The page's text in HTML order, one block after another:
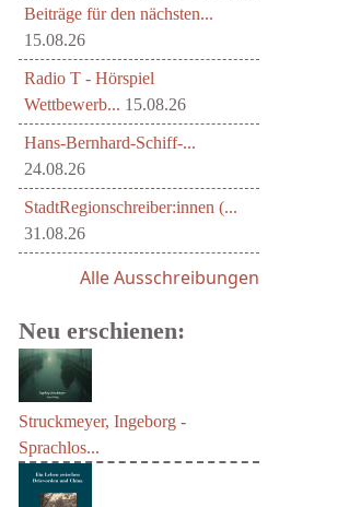
Beiträge für den nächsten...
15.08.26
Radio T - Hörspiel
Wettbewerb... 15.08.26
Hans-Bernhard-Schiff-...
24.08.26
StadtRegionschreiber:innen (...
31.08.26
Alle Ausschreibungen
Neu erschienen:
Struckmeyer, Ingeborg -
Sprachlos...